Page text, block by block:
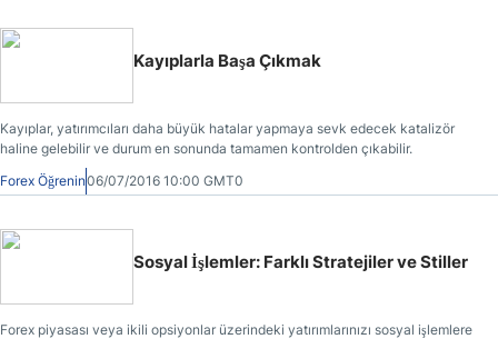
Kayıplarla Başa Çıkmak
Kayıplar, yatırımcıları daha büyük hatalar yapmaya sevk edecek katalizör
haline gelebilir ve durum en sonunda tamamen kontrolden çıkabilir.
Forex Öğrenin06/07/2016 10:00 GMT0
Sosyal İşlemler: Farklı Stratejiler ve Stiller
Forex piyasası veya ikili opsiyonlar üzerindeki yatırımlarınızı sosyal işlemlere